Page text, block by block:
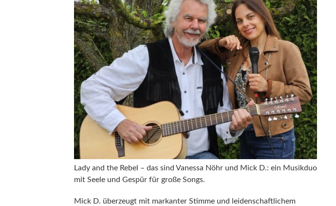
Lady and the Rebel – das sind Vanessa Nöhr und Mick D.: ein Musikduo
mit Seele und Gespür für große Songs.
Mick D. überzeugt mit markanter Stimme und leidenschaftlichem